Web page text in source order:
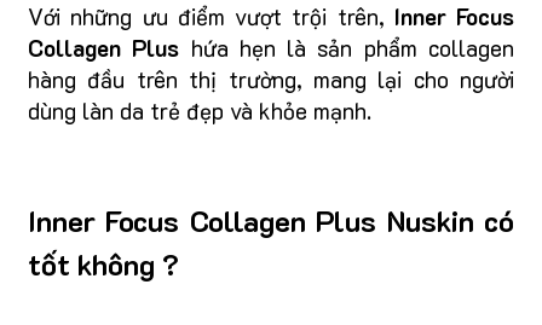
Với những ưu điểm vượt trội trên, Inner Focus
Collagen Plus hứa hẹn là sản phẩm collagen
hàng đầu trên thị trường, mang lại cho người
dùng làn da trẻ đẹp và khỏe mạnh.
Inner Focus Collagen Plus Nuskin có
tốt không ?